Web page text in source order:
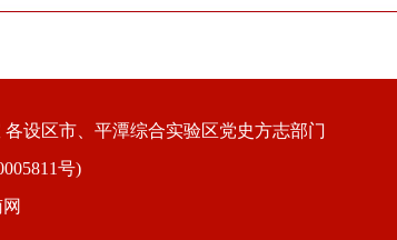
设区市、平潭综合实验区党史方志部门
号)